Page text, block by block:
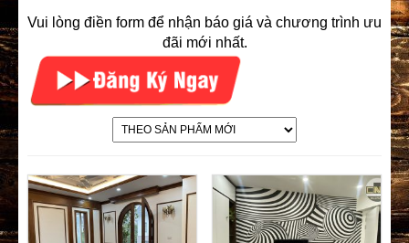
Vui lòng điền form để nhận báo giá và chương trình ưu
đãi mới nhất.